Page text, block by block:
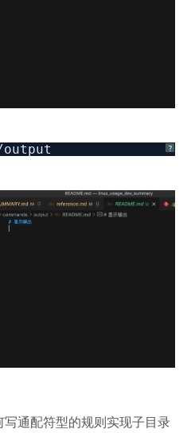
?
output
写通配符型的规则实现子目录